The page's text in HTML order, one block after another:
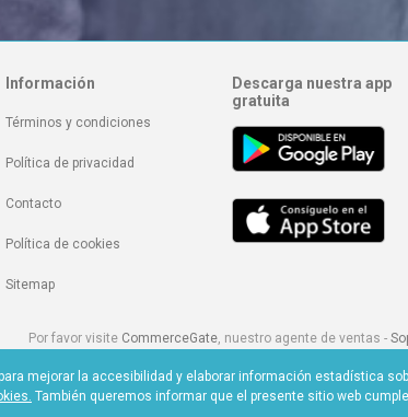
Información
Términos y condiciones
Política de privacidad
Contacto
Política de cookies
Sitemap
Descarga nuestra app
gratuita
Por favor visite CommerceGate, nuestro agente de ventas -
Epoch
mejorar la accesibilidad y elaborar información estadística
También queremos informar que el presente sitio web